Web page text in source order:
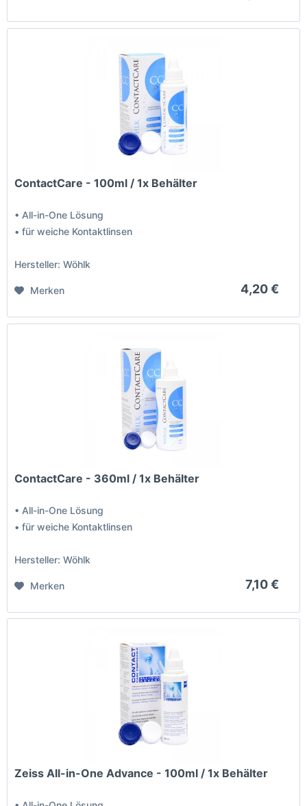
ContactCare - 100ml / 1x Behälter
• All-in-One Lösung
• für weiche Kontaktlinsen
Hersteller: Wöhlk
4,20 €
Merken
ContactCare - 360ml / 1x Behälter
• All-in-One Lösung
• für weiche Kontaktlinsen
Hersteller: Wöhlk
7,10 €
Merken
Zeiss All-in-One Advance - 100ml / 1x Behälter